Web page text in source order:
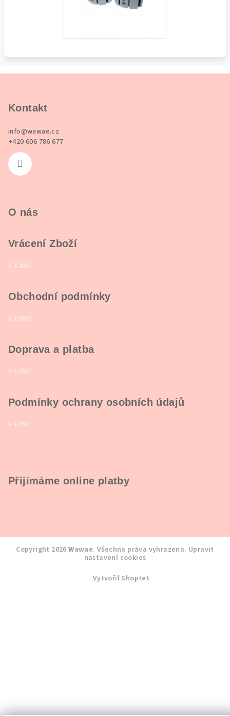
Kontakt
info@wawae.cz
+420 606 786 677
O nás
Vrácení Zboží
6.2.2022
Obchodní podmínky
6.2.2022
Doprava a platba
9.9.2021
Podmínky ochrany osobních údajů
9.9.2021
Přijímáme online platby
Copyright 2026Wawae. Všechna práva vyhrazena. Upravit
nastavení cookies
Vytvořil Shoptet